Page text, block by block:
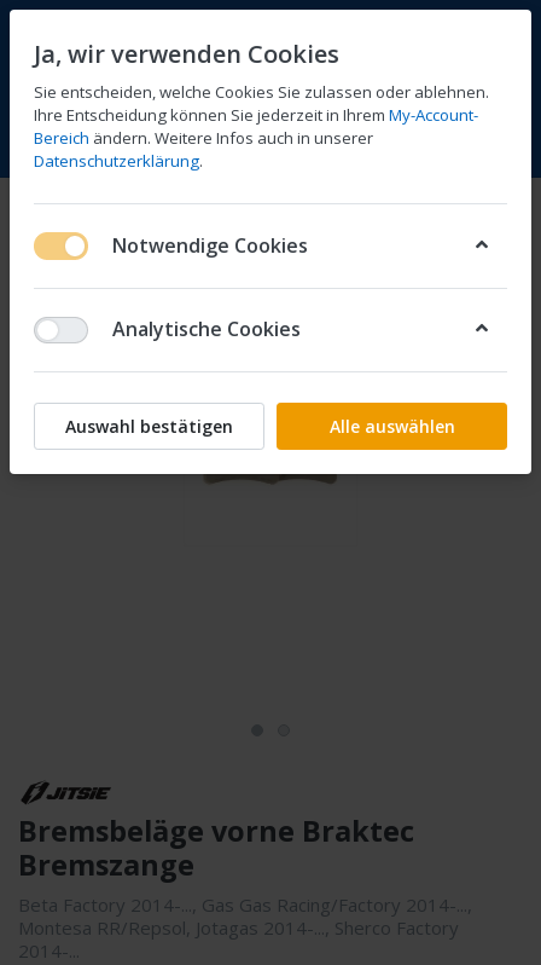
Menü Anmelden Vergleichen Wunschliste
Bremsbeläge vorne Braktec
Bremszange
Beta Factory 2014-..., Gas Gas Racing/Factory 2014-...,
Montesa RR/Repsol, Jotagas 2014-..., Sherco Factory
2014-...
Ja, wir verwenden Cookies
Sie entscheiden, welche Cookies Sie zulassen oder ablehnen.
Ihre Entscheidung können Sie jederzeit in Ihrem My-Account-
Bereich ändern. Weitere Infos auch in unserer
Datenschutzerklärung.
Notwendige Cookies
Analytische Cookies
Auswahl bestätigen Alle auswählen